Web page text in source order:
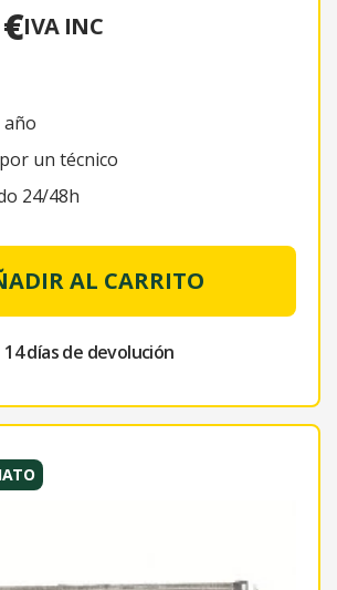
IVA INC
año
un técnico
24/48h
AL CARRITO
14 días de devolución